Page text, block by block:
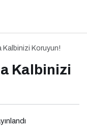
Kalbinizi Koruyun!
Kalbinizi
ve Yönetim